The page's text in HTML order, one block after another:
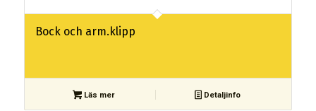
Bock och arm.klipp
Läs mer Detaljinfo